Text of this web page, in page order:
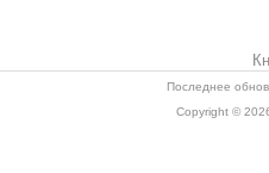
Последнее
Copyright ©